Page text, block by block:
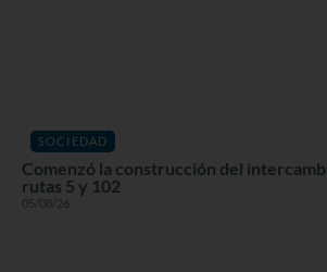
SOCIEDAD
Comenzó la construcción del
rutas 5 y 102
05/08/26